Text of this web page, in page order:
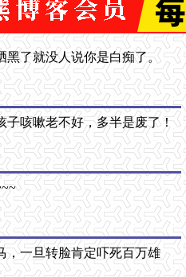
黑了就没人说你是白痴了。
子咳嗽老不好，多半是废了！
，一旦转脸肯定吓死百万雄